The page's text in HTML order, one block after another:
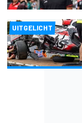
UITGELICHT